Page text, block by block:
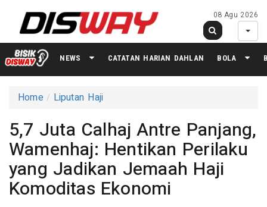
08 Agu 2026
NEWS CATATAN HARIAN DAHLAN BOLA
Home Liputan Haji
5,7 Juta Calhaj Antre Panjang,
Wamenhaj: Hentikan Perilaku
yang Jadikan Jemaah Haji
Komoditas Ekonomi